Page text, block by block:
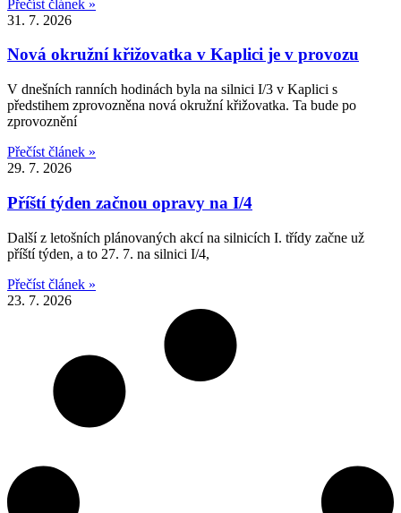
Přečíst článek »
31. 7. 2026
Nová okružní křižovatka v Kaplici je v provozu
V dnešních ranních hodinách byla na silnici I/3 v Kaplici s
předstihem zprovozněna nová okružní křižovatka. Ta bude po
zprovoznění
Přečíst článek »
29. 7. 2026
Příští týden začnou opravy na I/4
Další z letošních plánovaných akcí na silnicích I. třídy začne už
příští týden, a to 27. 7. na silnici I/4,
Přečíst článek »
23. 7. 2026